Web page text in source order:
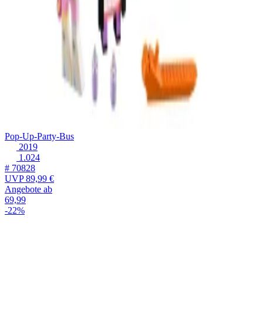
Pop-Up-Party-Bus
2019
1.024
# 70828
UVP89,99 €
Angebote ab
69,99
-22%